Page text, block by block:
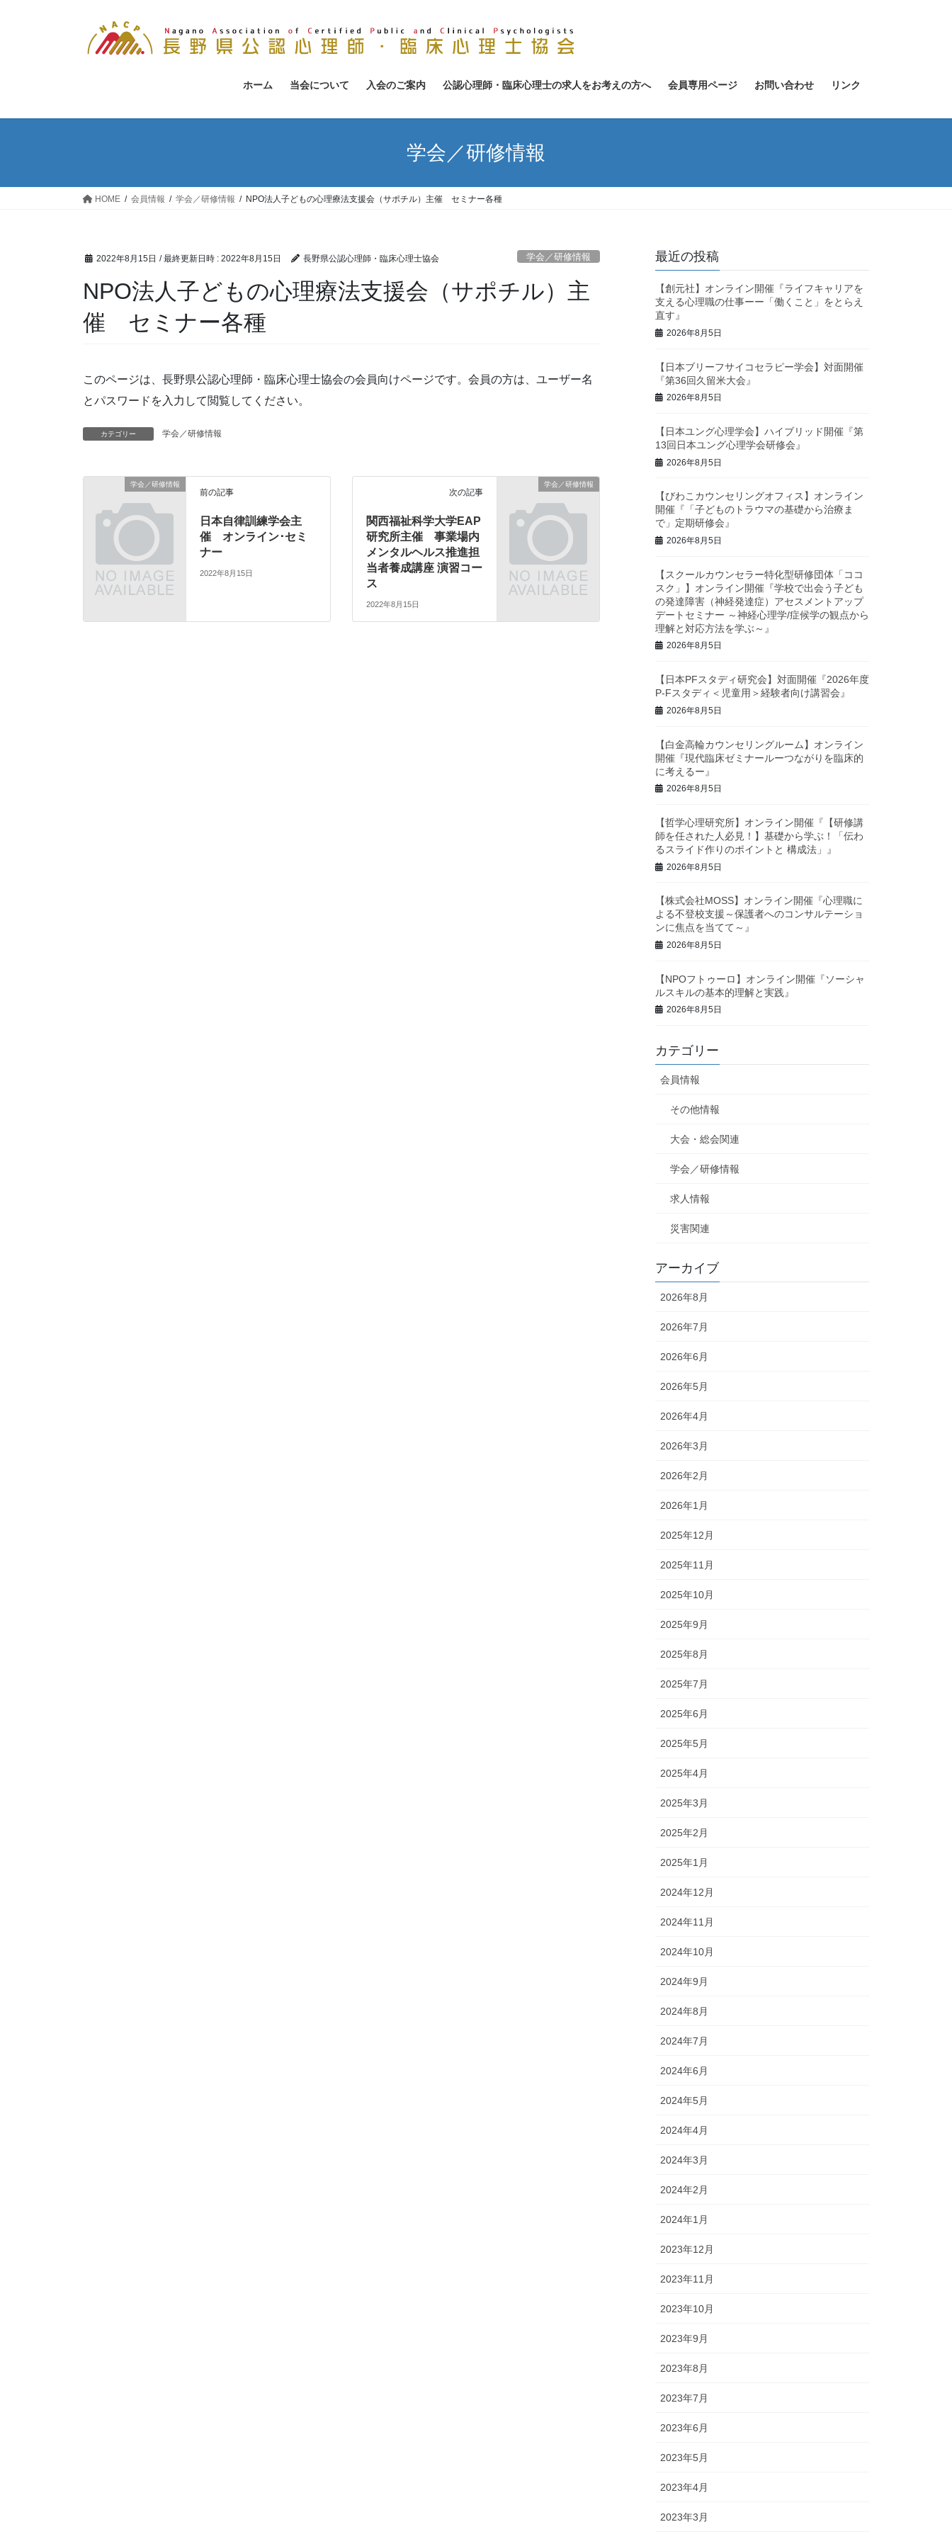
ホーム 当会について 入会のご案内 公認心理師・臨床心理士の求人をお考えの方へ 会員専用ページ お問い合わせ リンク
学会／研修情報
HOME 会員情報 学会／研修情報 NPO法人子どもの心理療法支援会（サポチル）主催 セミナー各種
2022年8月15日 / 最終更新日時 : 2022年8月15日 長野県公認心理師・臨床心理士協会 学会／研修情報
NPO法人子どもの心理療法支援会（サポチル）主
催 セミナー各種
このページは、長野県公認心理師・臨床心理士協会の会員向けページです。会員の方は、ユーザー名
とパスワードを入力して閲覧してください。
カテゴリー 学会／研修情報
学会／研修情報
前の記事
日本自律訓練学会主
催 オンライン･セミ
ナー
2022年8月15日
学会／研修情報
次の記事
関西福祉科学大学EAP
研究所主催 事業場内
メンタルヘルス推進担
当者養成講座 演習コー
ス
2022年8月15日
最近の投稿
【創元社】オンライン開催『ライフキャリアを
支える心理職の仕事ーー「働くこと」をとらえ
直す』
2026年8月5日
【日本ブリーフサイコセラピー学会】対面開催
『第36回久留米大会』
2026年8月5日
【日本ユング心理学会】ハイブリッド開催『第
13回日本ユング心理学会研修会』
2026年8月5日
【びわこカウンセリングオフィス】オンライン
開催『「子どものトラウマの基礎から治療ま
で」定期研修会』
2026年8月5日
【スクールカウンセラー特化型研修団体「ココ
スク」】オンライン開催『学校で出会う子ども
の発達障害（神経発達症）アセスメントアップ
デートセミナー ～神経心理学/症候学の観点から
理解と対応方法を学ぶ～』
2026年8月5日
【日本PFスタディ研究会】対面開催『2026年度
P-Fスタディ＜児童用＞経験者向け講習会』
2026年8月5日
【白金高輪カウンセリングルーム】オンライン
開催『現代臨床ゼミナールーつながりを臨床的
に考えるー』
2026年8月5日
【哲学心理研究所】オンライン開催『【研修講
師を任された人必見！】基礎から学ぶ！「伝わ
るスライド作りのポイントと 構成法」』
2026年8月5日
【株式会社MOSS】オンライン開催『心理職に
よる不登校支援～保護者へのコンサルテーショ
ンに焦点を当てて～』
2026年8月5日
【NPOフトゥーロ】オンライン開催『ソーシャ
ルスキルの基本的理解と実践』
2026年8月5日
カテゴリー
会員情報
その他情報
大会・総会関連
学会／研修情報
求人情報
災害関連
アーカイブ
2026年8月
2026年7月
2026年6月
2026年5月
2026年4月
2026年3月
2026年2月
2026年1月
2025年12月
2025年11月
2025年10月
2025年9月
2025年8月
2025年7月
2025年6月
2025年5月
2025年4月
2025年3月
2025年2月
2025年1月
2024年12月
2024年11月
2024年10月
2024年9月
2024年8月
2024年7月
2024年6月
2024年5月
2024年4月
2024年3月
2024年2月
2024年1月
2023年12月
2023年11月
2023年10月
2023年9月
2023年8月
2023年7月
2023年6月
2023年5月
2023年4月
2023年3月